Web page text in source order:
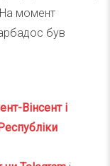
момент
був
Вінсент і